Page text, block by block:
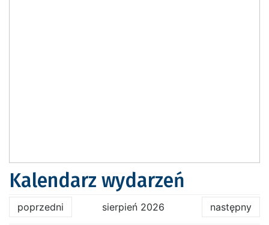
Kalendarz wydarzeń
poprzedni sierpień 2026 następny